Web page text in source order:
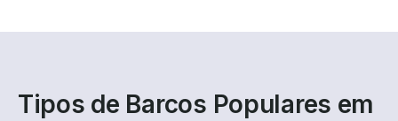
Tipos de Barcos Populares em